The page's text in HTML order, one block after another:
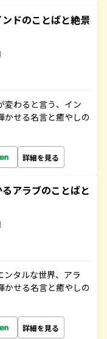
ドのことばと絶景
変わると言う、イン
かせる名言と癒やしの
詳細を見る
アラブのことばと
ンタルな世界、アラ
かせる名言と癒やしの
詳細を見る